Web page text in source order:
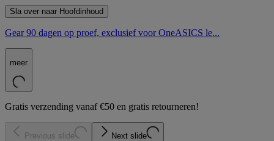
Sla over naar Hoofdinhoud
Gear 90 dagen op proef, exclusief voor OneASICS le...
meer
Gratis verzending vanaf €50 en gratis retourneren!
Previous slide Next slide